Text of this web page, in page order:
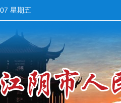
星期五